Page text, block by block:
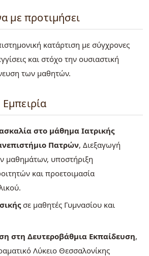
με προτιμήσει
κατάρτιση με σύγχρονες
και στόχο την ουσιαστική
των μαθητών.
στο μάθημα Ιατρικής
Πατρών, Διεξαγωγή
μαθημάτων, υποστήριξη
και προετοιμασία
σε μαθητές Γυμνασίου και
στη Δευτεροβάθμια Εκπαίδευση,
Λύκειο Θεσσαλονίκης